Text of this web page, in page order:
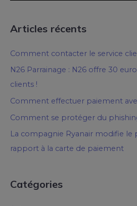
Articles récents
Comment contacter le service
N26 Parrainage : N26 offre 30
clients !
Comment effectuer paiement
Comment se protéger du
La compagnie Ryanair modifie le
rapport à la carte de paiement
Catégories